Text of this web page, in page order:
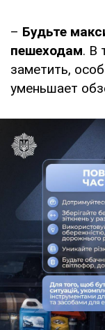
– Будьте
пешеходам. В
заметить,
уменьшает